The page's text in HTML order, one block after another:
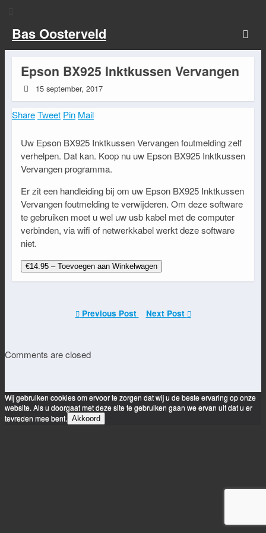
Bas Oosterveld
Epson BX925 Inktkussen Vervangen
15 september, 2017
ShareTweet Pin Mail
Uw Epson BX925 Inktkussen Vervangen foutmelding zelf
verhelpen. Dat kan. Koop nu uw Epson BX925 Inktkussen
Vervangen programma.
Er zit een handleiding bij om uw Epson BX925 Inktkussen
Vervangen foutmelding te verwijderen. Om deze software
te gebruiken moet u wel uw usb kabel met de computer
verbinden, via wifi of netwerkkabel werkt deze software
niet.
€14.95 – Toevoegen aan Winkelwagen
Previous Post Next Post
Comments are closed
Wij gebruiken cookies om ervoor te zorgen dat wij u de beste ervaring op onze
website. Als u doorgaat met deze site te gebruiken gaan we ervan uit dat u er
tevreden mee bent. Akkoord